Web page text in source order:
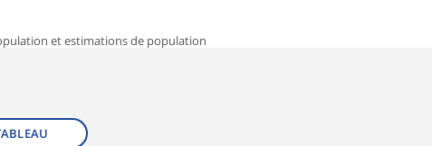
et estimations de population